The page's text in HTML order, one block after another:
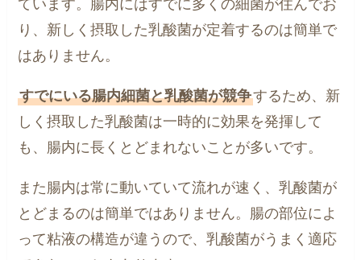
ています。腸内にはすでに多くの細菌が住んでお
り、新しく摂取した乳酸菌が定着するのは簡単で
はありません。
すでにいる腸内細菌と乳酸菌が競争するため、新
しく摂取した乳酸菌は一時的に効果を発揮して
も、腸内に長くとどまれないことが多いです。
また腸内は常に動いていて流れが速く、乳酸菌が
とどまるのは簡単ではありません。腸の部位によ
って粘液の構造が違うので、乳酸菌がうまく適応